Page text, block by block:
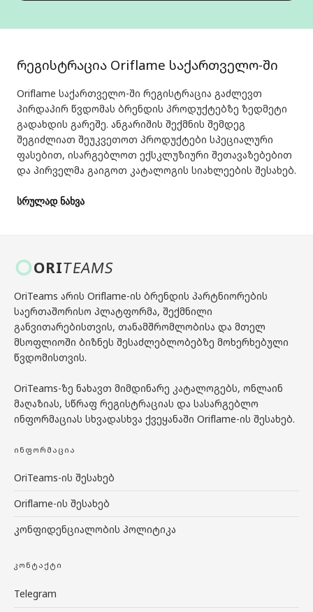
რეგისტრაცია Oriflame საქართველო-ში
Oriflame საქართველო-ში რეგისტრაცია გაძლევთ
პირდაპირ წვდომას ბრენდის პროდუქტებზე ზედმეტი
გადახდის გარეშე. ანგარიშის შექმნის შემდეგ
შეგიძლიათ შეუკვეთოთ პროდუქტები სპეციალური
ფასებით, ისარგებლოთ ექსკლუზიური შეთავაზებებით
და პირველმა გაიგოთ კატალოგის სიახლეების შესახებ.
სრულად ნახვა
ORITEAMS
OriTeams არის Oriflame-ის ბრენდის პარტნიორების
საერთაშორისო პლატფორმა, შექმნილი
განვითარებისთვის, თანამშრომლობისა და მთელ
მსოფლიოში ბიზნეს შესაძლებლობებზე მოხერხებული
წვდომისთვის.
OriTeams-ზე ნახავთ მიმდინარე კატალოგებს, ონლაინ
მაღაზიას, სწრაფ რეგისტრაციას და სასარგებლო
ინფორმაციას სხვადასხვა ქვეყანაში Oriflame-ის შესახებ.
ᲘᲜᲤᲝᲠᲛᲐᲪᲘᲐ
OriTeams-ის შესახებ
Oriflame-ის შესახებ
კონფიდენციალობის პოლიტიკა
ᲙᲝᲜᲢᲐᲥᲢᲘ
Telegram